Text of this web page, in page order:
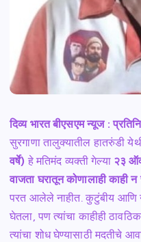
दिव्य भारत बीएसएम न्यूज :
सुरगाणा तालुक्यातील हातरुंडी
वर्षे) हे मतिमंद व्यक्ती गेल्या २३
वाजता घरातून कोणालाही काही
परत आलेले नाहीत. कुटुंबीय आणि
घेतला, पण त्यांचा काहीही
त्यांचा शोध घेण्यासाठी मदतीचे